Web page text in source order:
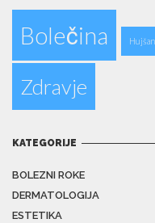
Bolečina
Zdravje
KATEGORIJE
BOLEZNI ROKE
DERMATOLOGIJA
ESTETIKA